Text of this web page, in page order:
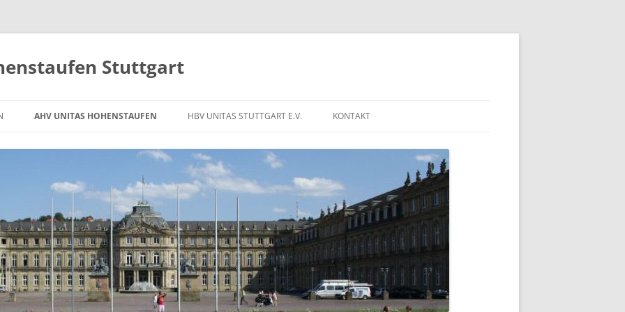
Stuttgart
AHV UNITAS HOHENSTAUFEN
BEITRÄGE ZUM ALTHERRENVEREIN
HBV UNITAS STUTTGART E.V.
BEITRÄGE ZUM HAUSBAUVEREIN
KONTAKT
DISCLAIMER